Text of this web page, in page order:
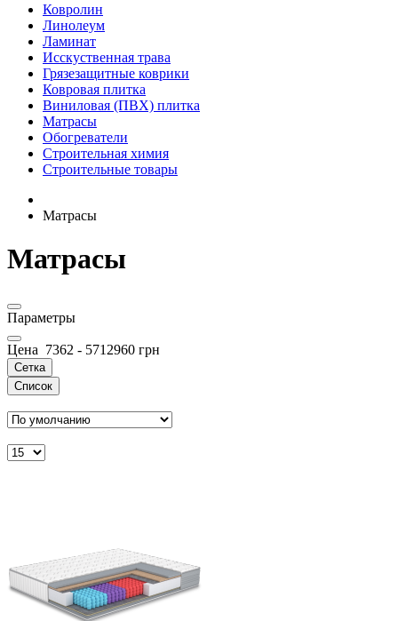
Ковролин
Линолеум
Ламинат
Исскуственная трава
Грязезащитные коврики
Ковровая плитка
Виниловая (ПВХ) плитка
Матрасы
Обогреватели
Строительная химия
Строительные товары
Матрасы
Матрасы
Параметры
Цена 7362 - 5712960 грн
Сетка
Список